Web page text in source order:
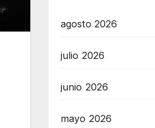
agosto 2026
julio 2026
junio 2026
mayo 2026